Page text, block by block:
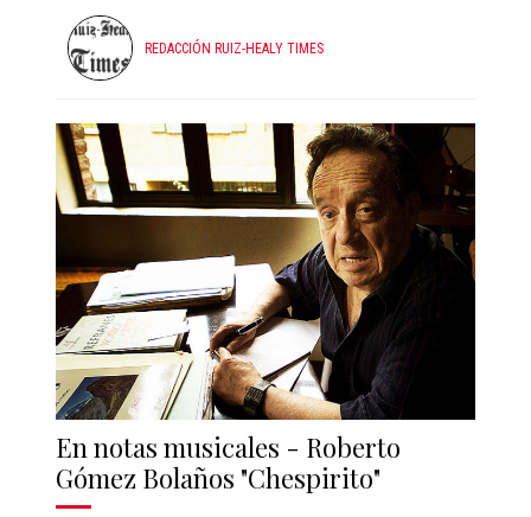
REDACCIÓN RUIZ-HEALY TIMES
En notas musicales - Roberto
Gómez Bolaños "Chespirito"